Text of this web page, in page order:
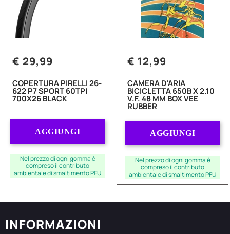
€ 29,99
COPERTURA PIRELLI 26-
622 P7 SPORT 60TPI
700X26 BLACK
AGGIUNGI
Nel prezzo di ogni gomma è
compreso il contributo
ambientale di smaltimento PFU
€ 12,99
CAMERA D'ARIA
BICICLETTA 650B X 2.10
V.F. 48 MM BOX VEE
RUBBER
AGGIUNGI
Nel prezzo di ogni gomma è
compreso il contributo
ambientale di smaltimento PFU
INFORMAZIONI